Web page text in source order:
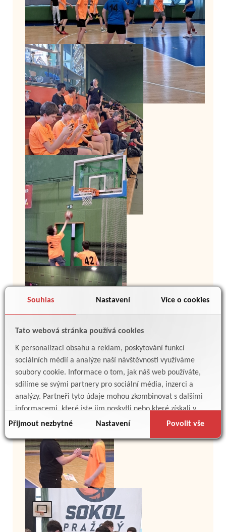
Souhlas Nastavení Více o cookies
Tato webová stránka používá cookies
K personalizaci obsahu a reklam, poskytování funkcí
sociálních médií a analýze naší návštěvnosti využíváme
soubory cookie. Informace o tom, jak náš web používáte,
sdílíme se svými partnery pro sociální média, inzerci a
analýzy. Partneři tyto údaje mohou zkombinovat s dalšími
informacemi, které jste jim poskytli nebo které získali v
důsledku toho, že používáte jejich služby.
Přijmout nezbytné Nastavení Povolit vše